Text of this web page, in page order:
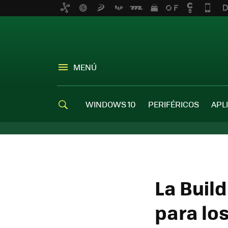
MENÚ
WINDOWS 10 PERIFÉRICOS
La
para